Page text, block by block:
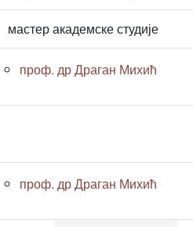
мастер академске студије
проф. др Драган Михић
проф. др Драган Михић